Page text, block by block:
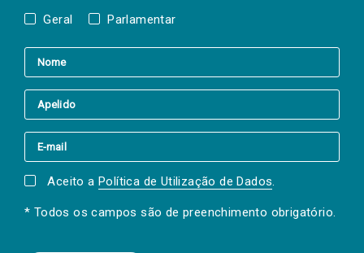
Geral Parlamentar
Aceito a Política de Utilização de Dados.
* Todos os campos são de preenchimento obrigatório.